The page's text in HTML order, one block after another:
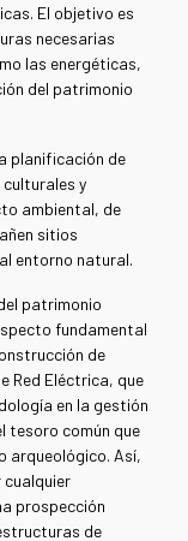
El objetivo es
necesarias
las energéticas,
del patrimonio
planificación de
y
ambiental, de
sitios
entorno natural.
patrimonio
fundamental
de
Red Eléctrica, que
en la gestión
tesoro común que
arqueológico. Así,
cualquier
prospección
de